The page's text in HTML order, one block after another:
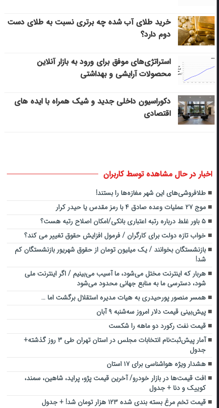
خرید طلای آب شده چه برتری نسبت به طلای دست
دوم دارد؟
استراتژی‌های موفق برای ورود به بازار آنلاین
محصولات آرایشی و بهداشتی
دکوراسیون داخلی جدید و شیک همراه با ایده های
اقتصادی
اخبار در حال مشاهده توسط کاربران
طلافروشی‌های این شهر مغازه‌ها را بستند!
موج ۲۷ عملیات وعده صادق ۴ با رمز مقدس یا حیدر کرار
۵ باور غلط درباره رتبه اعتباری بانکی/امکان اصلاح رتبه هست؟
خواب تازه دولت برای کارگران / فرمول افزایش حقوق تغییر می کند؟
بازنشستگان بخوانند / یک میلیون تومان از حقوق شهریور بازنشستگان کم
شد!
هربار که اینترنت مختل می‌شود، ما آسیب می‌بینیم / اگر اینترنت ملی
شود، دسترسی ما به منابع جهانی محدود می‌شود
همسر منصور پورحیدری به هیات مدیره استقلال برگشت اما …
پیش‌بینی قیمت دلار امروز سه‌شنبه ۹ آبان
قیمت نفت رکورد دو ماهه را شکست
آمار پیش‌ثبت‌نام انتخابات مجلس در استان تهران طی ۳ روز گذشته+
جدول
هشدار ویژه هواشناسی برای ۱۷ استان
افت قیمت‌ها در بازار خودرو/ آخرین قیمت پژو، پراید، شاهین، سمند،
کوییک و دنا + جدول
قیمت تخم مرغ بسته بندی شده ۱۲۳ هزار تومان شد! + جدول